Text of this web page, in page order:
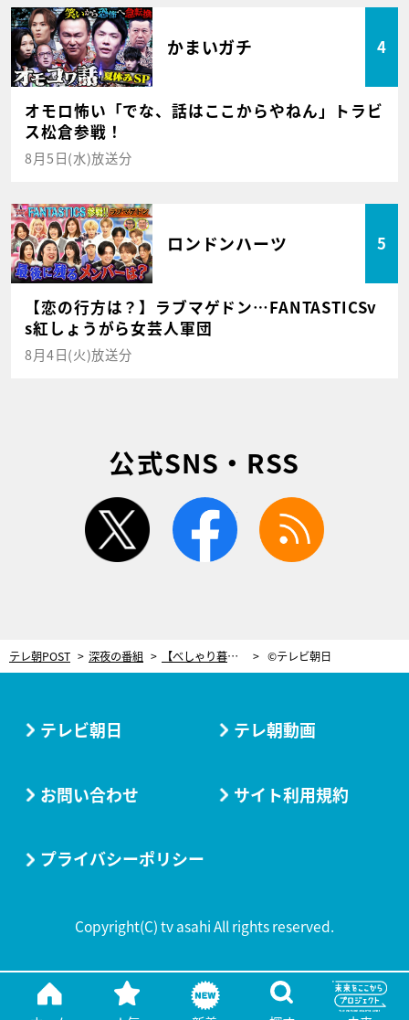
かまいガチ 4
オモロ怖い「でな、話はここからやねん」トラビ
ス松倉参戦！
8月5日(水)放送分
ロンドンハーツ 5
【恋の行方は？】ラブマゲドン…FANTASTICSv
s紅しょうがら女芸人軍団
8月4日(火)放送分
公式SNS・RSS
twitter facebook
テレ朝POST 深夜の番組 【べしゃり暮らし】間宮祥太朗、トリオ芸人として新たなスタート！「漫才新人グランプリ」出場目指すが… ©テレビ朝日
テレビ朝日 テレ朝動画
お問い合わせ サイト利用規約
プライバシーポリシー
Copyright(C) tv asahi All rights reserved.